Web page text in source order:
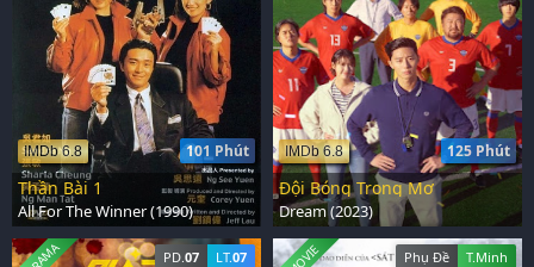
101 Phút
IMDb 6.8
Thần Bài 1
All For The Winner (1990)
125 Phút
IMDb 6.8
Đội Bóng Trong Mơ
Dream (2023)
PD.07 LT.07 Phụ Đề T.Minh